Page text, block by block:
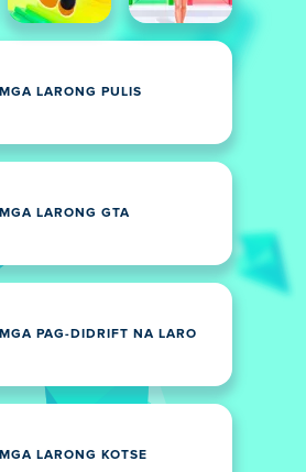
MGA LARONG PULIS
MGA LARONG GTA
MGA PAG-DIDRIFT NA LARO
MGA LARONG KOTSE